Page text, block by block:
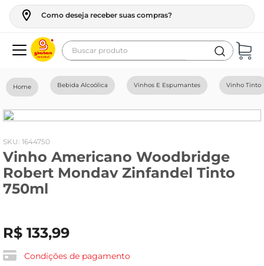
Como deseja receber suas compras?
Buscar produto
Bebida Alcoólica Vinhos E Espumantes Vinho Tinto
: 1644750
Vinho Americano Woodbridge
Robert Mondav Zinfandel Tinto
750ml
R$ 133,99
Condições de pagamento
geladeira
fogao
café
cerveja
leite
tv